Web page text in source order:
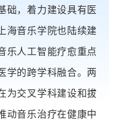
础，着力建设具有医
海音乐学院也陆续建
乐人工智能疗愈重点
学的跨学科融合。两
为交叉学科建设和拔
动音乐治疗在健康中